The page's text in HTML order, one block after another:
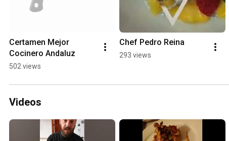
Certamen Mejor
Cocinero Andaluz
502 views
Chef Pedro Reina
293 views
Videos